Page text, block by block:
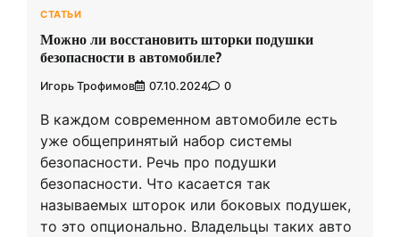
СТАТЬИ
Можно ли восстановить шторки подушки
безопасности в автомобиле?
Игорь Трофимов 07.10.2024 0
В каждом современном автомобиле есть
уже общепринятый набор системы
безопасности. Речь про подушки
безопасности. Что касается так
называемых шторок или боковых подушек,
то это опционально. Владельцы таких авто